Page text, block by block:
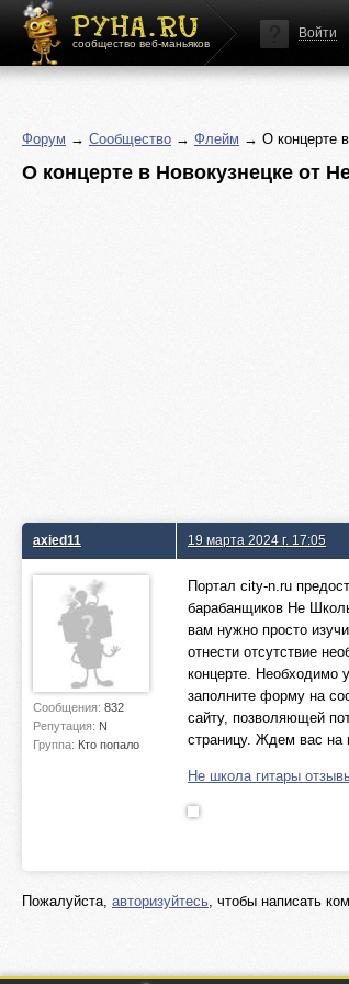
сообщество веб-маньяков
Войти
Форум → Сообщество → Флейм → О концерте
О концерте в Новокузнецке от
axied11
Сообщения: 832
Репутация: N
Группа: Кто попало
19 марта 2024 г. 17:05
Портал city-n.ru
барабанщиков Не
вам нужно просто
отнести отсутствие
концерте. Необходимо
заполните форму на
сайту, позволяющей
страницу. Ждем вас на
Не школа гитары
Пожалуйста, авторизуйтесь, чтобы написать